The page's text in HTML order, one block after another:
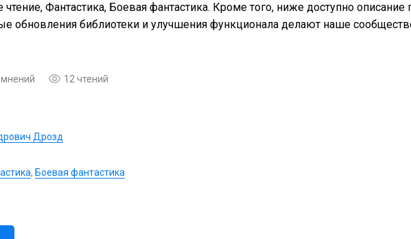
Фантастика, Боевая фантастика. Кроме того, ниже доступно описание
обновления библиотеки и улучшения функционала делают наше
12 чтений
Дрозд
, Боевая фантастика